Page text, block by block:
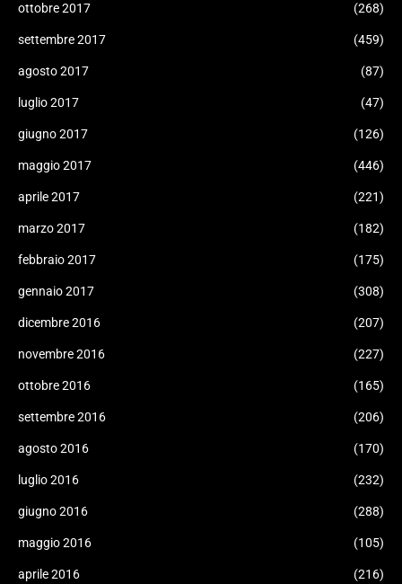
ottobre 2017 (268)
settembre 2017 (459)
agosto 2017 (87)
luglio 2017 (47)
giugno 2017 (126)
maggio 2017 (446)
aprile 2017 (221)
marzo 2017 (182)
febbraio 2017 (175)
gennaio 2017 (308)
dicembre 2016 (207)
novembre 2016 (227)
ottobre 2016 (165)
settembre 2016 (206)
agosto 2016 (170)
luglio 2016 (232)
giugno 2016 (288)
maggio 2016 (105)
aprile 2016 (216)